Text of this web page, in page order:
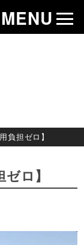
MENU
負担ゼロ】
ロ】